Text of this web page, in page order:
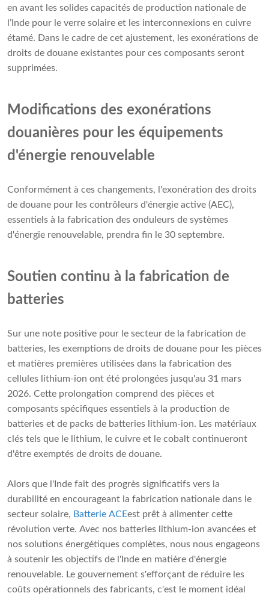
en avant les solides capacités de production nationale de
l’Inde pour le verre solaire et les interconnexions en cuivre
étamé. Dans le cadre de cet ajustement, les exonérations de
droits de douane existantes pour ces composants seront
supprimées.
Modifications des exonérations
douanières pour les équipements
d'énergie renouvelable
Conformément à ces changements, l'exonération des droits
de douane pour les contrôleurs d'énergie active (AEC),
essentiels à la fabrication des onduleurs de systèmes
d'énergie renouvelable, prendra fin le 30 septembre.
Soutien continu à la fabrication de
batteries
Sur une note positive pour le secteur de la fabrication de
batteries, les exemptions de droits de douane pour les pièces
et matières premières utilisées dans la fabrication des
cellules lithium-ion ont été prolongées jusqu'au 31 mars
2026. Cette prolongation comprend des pièces et
composants spécifiques essentiels à la production de
batteries et de packs de batteries lithium-ion. Les matériaux
clés tels que le lithium, le cuivre et le cobalt continueront
d'être exemptés de droits de douane.
Alors que l'Inde fait des progrès significatifs vers la
durabilité en encourageant la fabrication nationale dans le
secteur solaire, Batterie ACEest prêt à alimenter cette
révolution verte. Avec nos batteries lithium-ion avancées et
nos solutions énergétiques complètes, nous nous engageons
à soutenir les objectifs de l'Inde en matière d'énergie
renouvelable. Le gouvernement s'efforçant de réduire les
coûts opérationnels des fabricants, c'est le moment idéal